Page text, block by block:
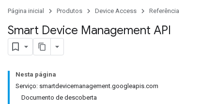
Página inicial Produtos Device Access Referência
Smart Device Management API
Nesta página
Serviço: smartdevicemanagement.googleapis.com
Documento de descoberta